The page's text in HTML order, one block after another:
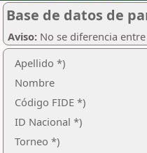
Base de datos de
Aviso: No se diferencia
Apellido *)
Nombre
Código FIDE *)
ID Nacional *)
Torneo *)